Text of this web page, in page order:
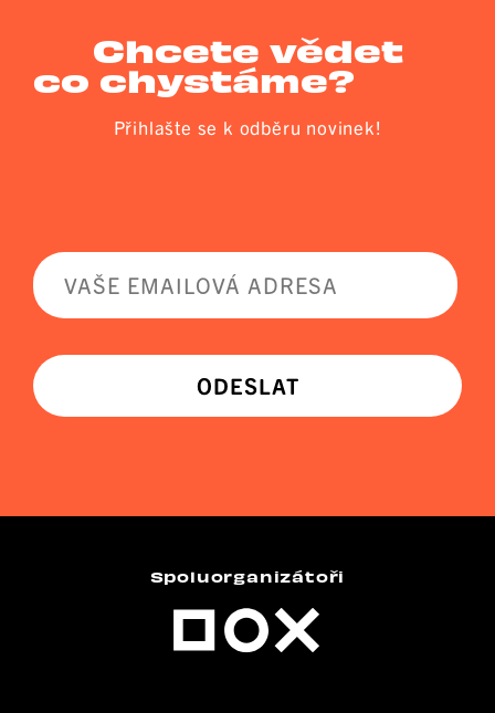
Chcete vědet
co chystáme?
Přihlašte se k odběru novinek!
ODESLAT
Spoluorganizátoři